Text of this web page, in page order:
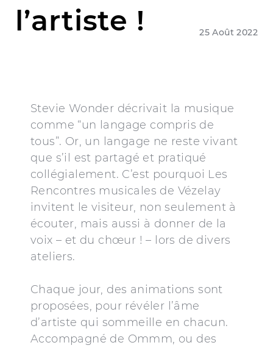
l’artiste !
25 Août 2022
Stevie Wonder décrivait la musique
comme “un langage compris de
tous”. Or, un langage ne reste vivant
que s’il est partagé et pratiqué
collégialement. C’est pourquoi Les
Rencontres musicales de Vézelay
invitent le visiteur, non seulement à
écouter, mais aussi à donner de la
voix – et du chœur ! – lors de divers
ateliers.
Chaque jour, des animations sont
proposées, pour révéler l’âme
d’artiste qui sommeille en chacun.
Accompagné de Ommm, ou des